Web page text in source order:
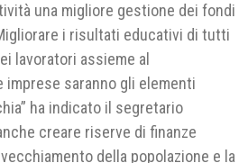
una migliore gestione dei fondi
i risultati educativi di tutti
lavoratori assieme al
imprese saranno gli elementi
ha indicato il segretario
creare riserve di finanze
della popolazione e la